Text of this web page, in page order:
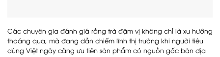
Các chuyên gia đánh giá rằng trà đậm vị không chỉ là xu hướng
thoáng qua, mà đang dần chiếm lĩnh thị trường khi người tiêu
dùng Việt ngày càng ưu tiên sản phẩm có nguồn gốc bản địa